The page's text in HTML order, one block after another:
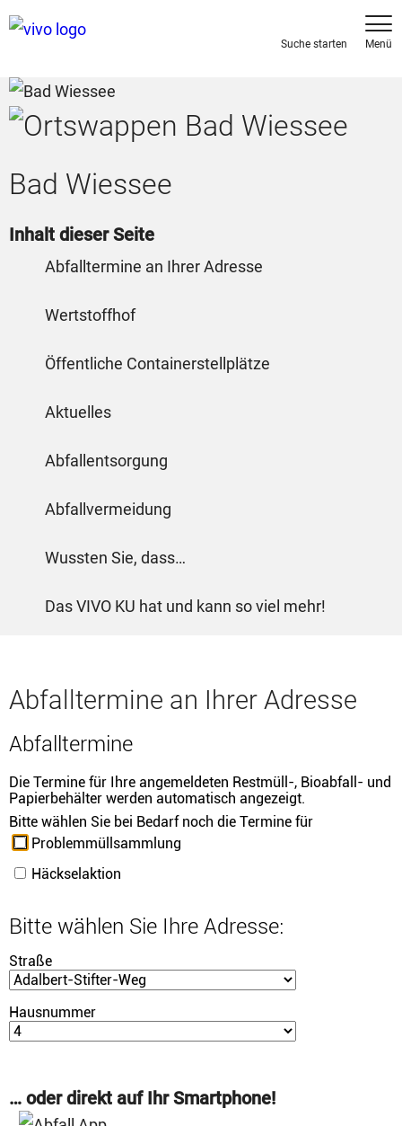
Inhalt dieser Seite
Abfalltermine an Ihrer Adresse
Wertstoffhof
Öffentliche Containerstellplätze
Aktuelles
Abfallentsorgung
Abfallvermeidung
Wussten Sie, dass…
Das VIVO KU hat und kann so viel mehr!
Bad Wiessee
Abfalltermine an Ihrer Adresse
… oder direkt auf Ihr Smartphone!